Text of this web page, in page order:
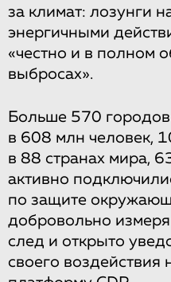
за климат: лозунги
энергичными
«честно и в полном
выбросах».
Больше 570
в 608 млн человек,
в 88 странах мира,
активно
по защите
добровольно
след и открыто
своего воздействия